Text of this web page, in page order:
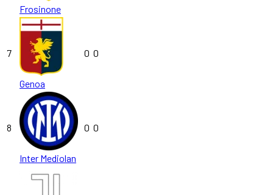
Frosinone
7
Genoa
0 0
8
Inter Mediolan
0 0